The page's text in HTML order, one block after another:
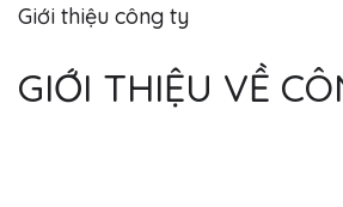
Giới thiệu công ty
GIỚI THIỆU VỀ